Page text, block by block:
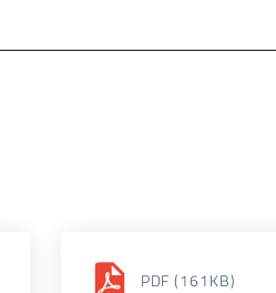
PDF (161KB)